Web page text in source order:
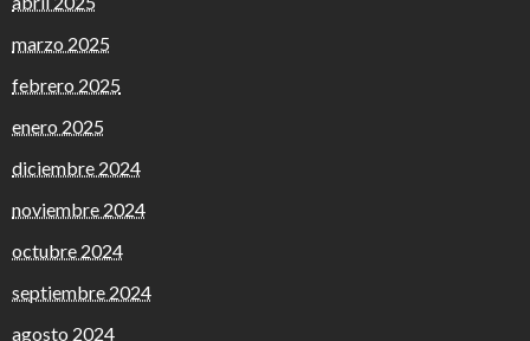
marzo 2025
febrero 2025
enero 2025
diciembre 2024
noviembre 2024
octubre 2024
septiembre 2024
agosto 2024